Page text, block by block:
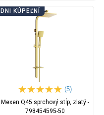
DNI KÚPEĽNÍ
(5)
Mexen Q45 sprchový stĺp, zlatý -
798454595-50